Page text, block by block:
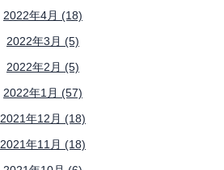
2022年4月 (18)
2022年3月 (5)
2022年2月 (5)
2022年1月 (57)
2021年12月 (18)
2021年11月 (18)